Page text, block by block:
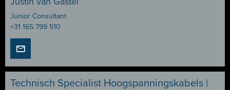
Junior Consultant
+31 165 799 510
Technisch Specialist Hoogspanningskabels |